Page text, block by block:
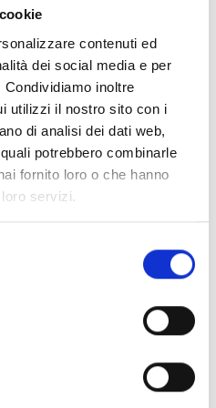
contenuti ed
dei social media e per
inoltre
utilizzi il nostro sito con i
di analisi dei dati web,
potrebbero combinarle
fornito loro o che hanno
servizi.
ALCP100 und
und AI-CPW-R-
analoge
oder
Handfeuermelder